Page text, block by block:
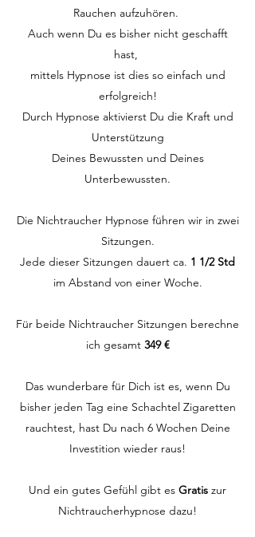
Rauchen aufzuhören.
Auch wenn Du es bisher nicht geschafft
hast,
mittels Hypnose ist dies so einfach und
erfolgreich!
Durch Hypnose aktivierst Du die Kraft und
Unterstützung
Deines Bewussten und Deines
Unterbewussten.
Die Nichtraucher Hypnose führen wir in zwei
Sitzungen.
Jede dieser Sitzungen dauert ca. 1 1/2 Std
im Abstand von einer Woche.
Für beide Nichtraucher Sitzungen berechne
ich gesamt 349 €
Das wunderbare für Dich ist es, wenn Du
bisher jeden Tag eine Schachtel Zigaretten
rauchtest, hast Du nach 6 Wochen Deine
Investition wieder raus!
Und ein gutes Gefühl gibt es Gratis zur
Nichtraucherhypnose dazu!